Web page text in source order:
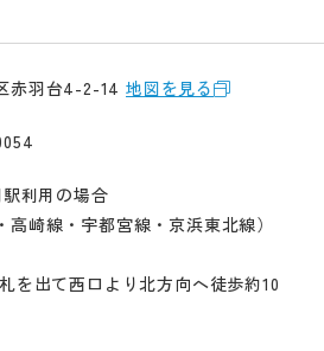
赤羽台4-2-14 地図を見る
利用の場合
高崎線・宇都宮線・京浜東北線）
を出て西口より北方向へ徒歩約10